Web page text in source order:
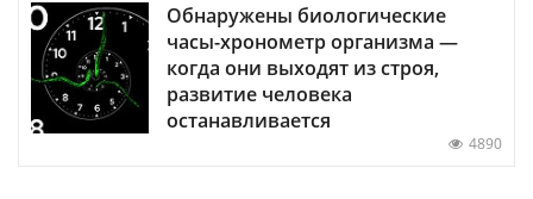
Обнаружены биологические
часы-хронометр организма —
когда они выходят из строя,
развитие человека
останавливается
4890